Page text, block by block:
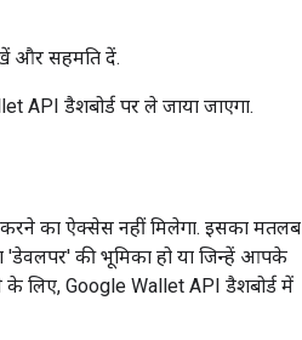
और सहमति दें.
API डैशबोर्ड पर ले जाया जाएगा.
का ऐक्सेस नहीं मिलेगा. इसका मतलब
'डेवलपर' की भूमिका हो या जिन्हें आपके
लिए, Google Wallet API डैशबोर्ड में